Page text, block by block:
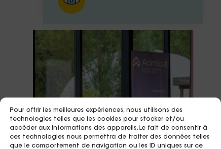
Pour offrir les meilleures expériences, nous utilisons des
technologies telles que les cookies pour stocker et/ou
accéder aux informations des appareils. Le fait de consentir à
ces technologies nous permettra de traiter des données telles
que le comportement de navigation ou les ID uniques sur ce